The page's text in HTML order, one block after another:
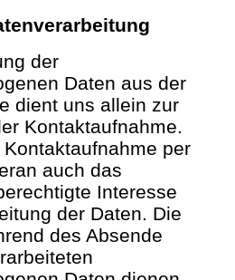
der
Daten aus der
dient uns allein zur
Kontaktaufnahme.
per
auch das
Interesse
der Daten. Die
des Absende